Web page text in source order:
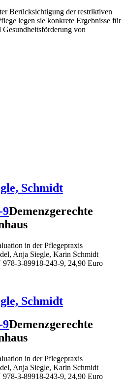
Berücksichtigung der restriktiven
legen sie konkrete Ergebnisse für
Gesundheitsförderung von
Schmidt
Demenzgerechte
in der Pflegepraxis
Anja Siegle, Karin Schmidt
3-89918-243-9, 24,90 Euro
Schmidt
Demenzgerechte
in der Pflegepraxis
Anja Siegle, Karin Schmidt
3-89918-243-9, 24,90 Euro